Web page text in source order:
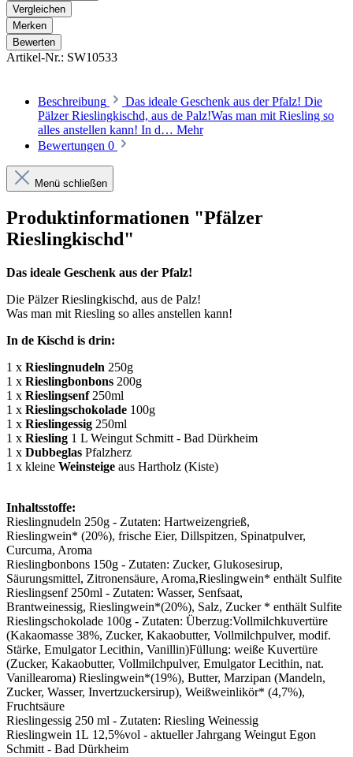
Vergleichen
Merken
Bewerten
Artikel-Nr.: SW10533
Beschreibung
Das ideale Geschenk aus der Pfalz! Die
Pälzer Rieslingkischd, aus de Palz!Was man mit Riesling so
alles anstellen kann! In d… Mehr
Bewertungen 0
Menü schließen
Produktinformationen "Pfälzer
Rieslingkischd"
Das ideale Geschenk aus der Pfalz!
Die Pälzer Rieslingkischd, aus de Palz!
Was man mit Riesling so alles anstellen kann!
In de Kischd is drin:
1 x Rieslingnudeln 250g
1 x Rieslingbonbons 200g
1 x Rieslingsenf250ml
1 x Rieslingschokolade 100g
1 x Rieslingessig 250ml
1 x Riesling 1 L Weingut Schmitt - Bad Dürkheim
1 x Dubbeglas Pfalzherz
1 x kleine Weinsteige aus Hartholz (Kiste)
Inhaltsstoffe:
Rieslingnudeln 250g - Zutaten: Hartweizengrieß,
Rieslingwein* (20%), frische Eier, Dillspitzen, Spinatpulver,
Curcuma, Aroma
Rieslingbonbons 150g - Zutaten: Zucker, Glukosesirup,
Säurungsmittel, Zitronensäure, Aroma,Rieslingwein* enthält Sulfite
Rieslingsenf 250ml - Zutaten: Wasser, Senfsaat,
Brantweinessig, Rieslingwein*(20%), Salz, Zucker * enthält Sulfite
Rieslingschokolade 100g - Zutaten: Überzug:Vollmilchkuvertüre
(Kakaomasse 38%, Zucker, Kakaobutter, Vollmilchpulver, modif.
Stärke, Emulgator Lecithin, Vanillin)Füllung: weiße Kuvertüre
(Zucker, Kakaobutter, Vollmilchpulver, Emulgator Lecithin, nat.
Vanillearoma) Rieslingwein*(19%), Butter, Marzipan (Mandeln,
Zucker, Wasser, Invertzuckersirup), Weißweinlikör* (4,7%),
Fruchtsäure
Rieslingessig 250 ml - Zutaten: Riesling Weinessig
Rieslingwein 1L 12,5%vol - aktueller Jahrgang Weingut Egon
Schmitt - Bad Dürkheim